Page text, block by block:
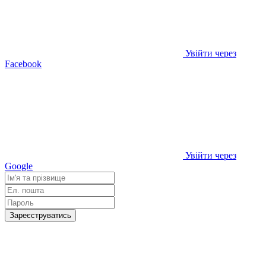
Увійти через
Facebook
Увійти через
Google
Зареєструватись